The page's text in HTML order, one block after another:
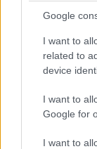
Google
I want to
related to
device
I want to
Google for
I want to
ώθηση του
οποία ξέρεις
αν τα κάνεις
ώθηση, η οποία
Σας παραπέμπω
Πανεπιστήμια